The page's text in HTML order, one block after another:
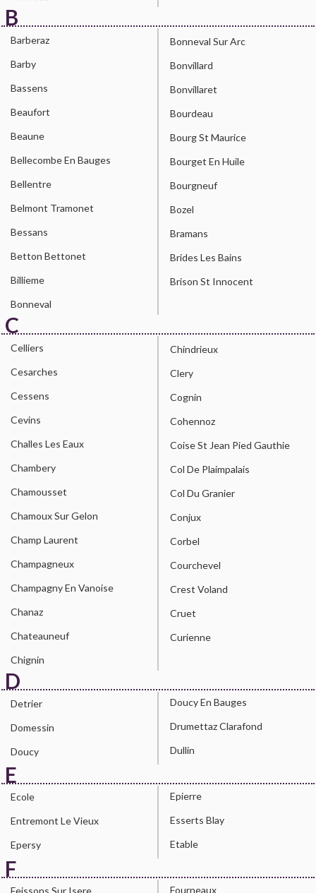
B
Barberaz
Barby
Bassens
Beaufort
Beaune
Bellecombe En Bauges
Bellentre
Belmont Tramonet
Bessans
Betton Bettonet
Billieme
Bonneval
Bonneval Sur Arc
Bonvillard
Bonvillaret
Bourdeau
Bourg St Maurice
Bourget En Huile
Bourgneuf
Bozel
Bramans
Brides Les Bains
Brison St Innocent
C
Celliers
Cesarches
Cessens
Cevins
Challes Les Eaux
Chambery
Chamousset
Chamoux Sur Gelon
Champ Laurent
Champagneux
Champagny En Vanoise
Chanaz
Chateauneuf
Chignin
Chindrieux
Clery
Cognin
Cohennoz
Coise St Jean Pied Gauthie
Col De Plaimpalais
Col Du Granier
Conjux
Corbel
Courchevel
Crest Voland
Cruet
Curienne
D
Detrier
Domessin
Doucy
Doucy En Bauges
Drumettaz Clarafond
Dullin
E
Ecole
Entremont Le Vieux
Epersy
Epierre
Esserts Blay
Etable
F
Feissons Sur Isere Fourneaux